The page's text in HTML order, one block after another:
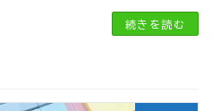
続きを読む